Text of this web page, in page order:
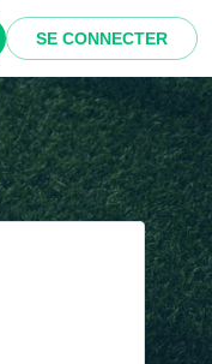
SE CONNECTER